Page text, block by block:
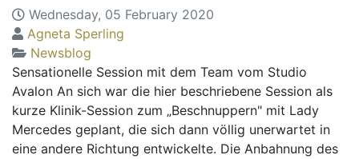
Wednesday, 05 February 2020
Agneta Sperling
Newsblog
Sensationelle Session mit dem Team vom Studio
Avalon An sich war die hier beschriebene Session als
kurze Klinik-Session zum „Beschnuppern" mit Lady
Mercedes geplant, die sich dann völlig unerwartet in
eine andere Richtung entwickelte. Die Anbahnung des